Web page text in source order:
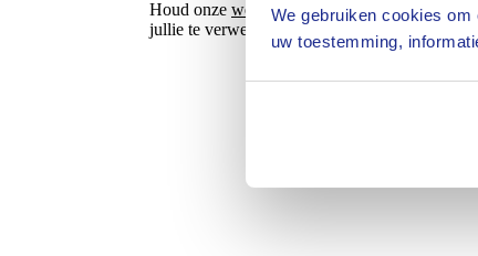
We gebruiken cookies
uw toestemming,
Houd onze websiteen nieuwsbrief goed in de
jullie te verwelkomen op deze inspirerende en